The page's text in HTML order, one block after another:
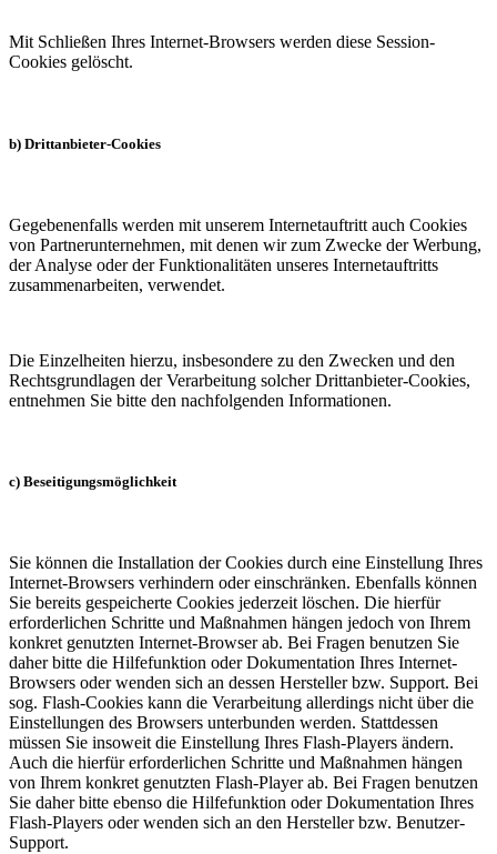
Mit Schließen Ihres Internet-Browsers werden diese Session-
Cookies gelöscht.
b) Drittanbieter-Cookies
Gegebenenfalls werden mit unserem Internetauftritt auch Cookies
von Partnerunternehmen, mit denen wir zum Zwecke der Werbung,
der Analyse oder der Funktionalitäten unseres Internetauftritts
zusammenarbeiten, verwendet.
Die Einzelheiten hierzu, insbesondere zu den Zwecken und den
Rechtsgrundlagen der Verarbeitung solcher Drittanbieter-Cookies,
entnehmen Sie bitte den nachfolgenden Informationen.
c) Beseitigungsmöglichkeit
Sie können die Installation der Cookies durch eine Einstellung Ihres
Internet-Browsers verhindern oder einschränken. Ebenfalls können
Sie bereits gespeicherte Cookies jederzeit löschen. Die hierfür
erforderlichen Schritte und Maßnahmen hängen jedoch von Ihrem
konkret genutzten Internet-Browser ab. Bei Fragen benutzen Sie
daher bitte die Hilfefunktion oder Dokumentation Ihres Internet-
Browsers oder wenden sich an dessen Hersteller bzw. Support. Bei
sog. Flash-Cookies kann die Verarbeitung allerdings nicht über die
Einstellungen des Browsers unterbunden werden. Stattdessen
müssen Sie insoweit die Einstellung Ihres Flash-Players ändern.
Auch die hierfür erforderlichen Schritte und Maßnahmen hängen
von Ihrem konkret genutzten Flash-Player ab. Bei Fragen benutzen
Sie daher bitte ebenso die Hilfefunktion oder Dokumentation Ihres
Flash-Players oder wenden sich an den Hersteller bzw. Benutzer-
Support.